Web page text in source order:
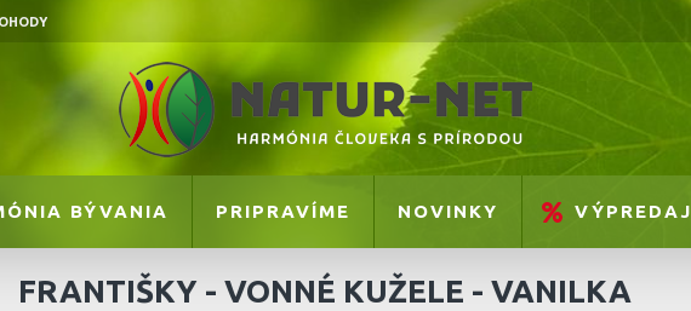
BÝVANIA PRIPRAVÍME NOVINKY VÝPREDAJ
FRANTIŠKY - VONNÉ KUŽELE - VANILKA